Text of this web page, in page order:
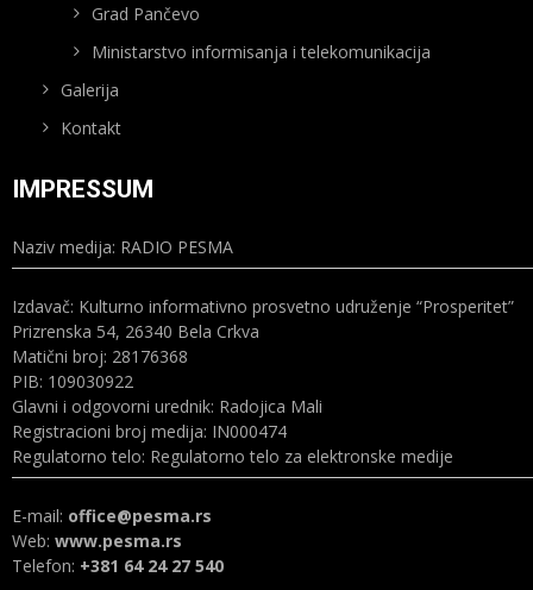
Grad Pančevo
Ministarstvo informisanja i telekomunikacija
Galerija
Kontakt
IMPRESSUM
Naziv medija: RADIO PESMA
Izdavač: Kulturno informativno prosvetno udruženje “Prosperitet”
Prizrenska 54, 26340 Bela Crkva
Matični broj: 28176368
PIB: 109030922
Glavni i odgovorni urednik: Radojica Mali
Registracioni broj medija: IN000474
Regulatorno telo: Regulatorno telo za elektronske medije
E-mail: office@pesma.rs
Web:www.pesma.rs
Telefon: +381 64 24 27 540